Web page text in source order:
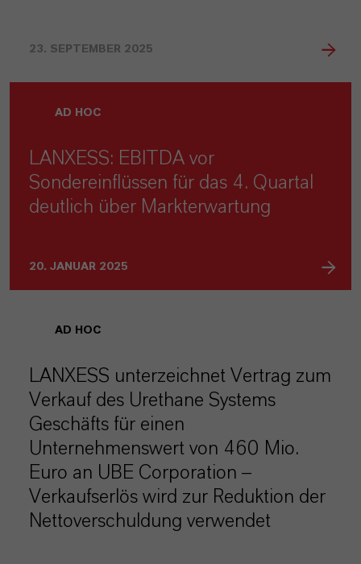
23. SEPTEMBER 2025
AD HOC
LANXESS: EBITDA vor
Sondereinflüssen für das 4. Quartal
deutlich über Markterwartung
20. JANUAR 2025
AD HOC
LANXESS unterzeichnet Vertrag zum
Verkauf des Urethane Systems
Geschäfts für einen
Unternehmenswert von 460 Mio.
Euro an UBE Corporation –
Verkaufserlös wird zur Reduktion der
Nettoverschuldung verwendet